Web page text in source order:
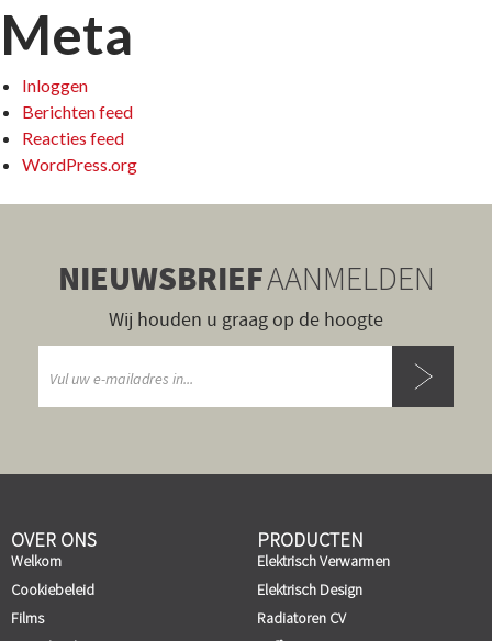
Meta
Inloggen
Berichten feed
Reacties feed
WordPress.org
NIEUWSBRIEFAANMELDEN
Wij houden u graag op de hoogte
OVER ONS
Welkom
Cookiebeleid
Films
PRODUCTEN
Elektrisch Verwarmen
Elektrisch Design
Radiatoren CV